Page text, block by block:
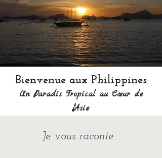
Bienvenue aux Philippines
Un Paradis Tropical au Cœur de
l'Asie
Je vous raconte...